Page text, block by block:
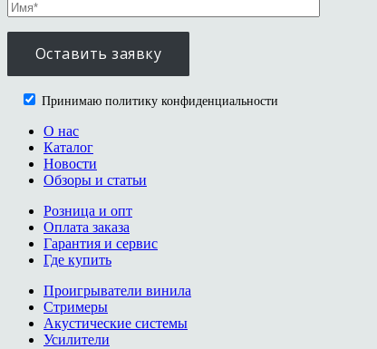
Принимаю политику конфиденциальности
О нас
Каталог
Новости
Обзоры и статьи
Розница и опт
Оплата заказа
Гарантия и сервис
Где купить
Проигрыватели винила
Стримеры
Акустические системы
Усилители